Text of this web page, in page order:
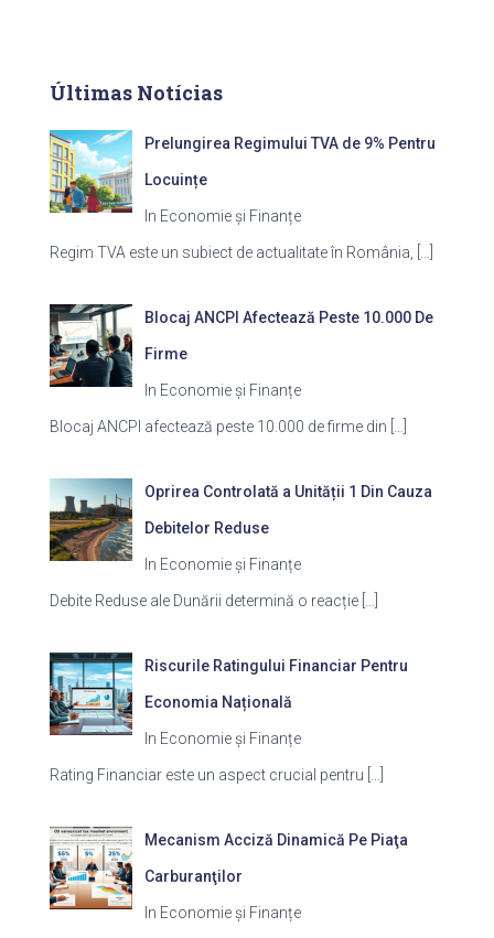
Últimas Notícias
Prelungirea Regimului TVA de 9% Pentru
Locuințe
In Economie și Finanțe
Regim TVA este un subiect de actualitate în România,
Blocaj ANCPI Afectează Peste 10.000 De
Firme
In Economie și Finanțe
Blocaj ANCPI afectează peste 10.000 de firme din
Oprirea Controlată a Unității 1 Din Cauza
Debitelor Reduse
In Economie și Finanțe
Debite Reduse ale Dunării determină o reacție
Riscurile Ratingului Financiar Pentru
Economia Națională
In Economie și Finanțe
Rating Financiar este un aspect crucial pentru
Mecanism Acciză Dinamică Pe Piaţa
Carburanţilor
In Economie și Finanțe